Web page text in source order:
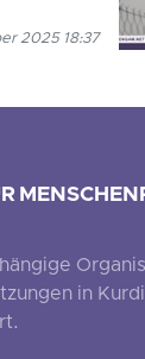
2025 18:37
in